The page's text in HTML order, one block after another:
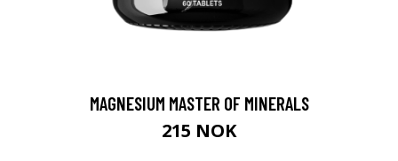
MAGNESIUM MASTER OF MINERALS
215 NOK